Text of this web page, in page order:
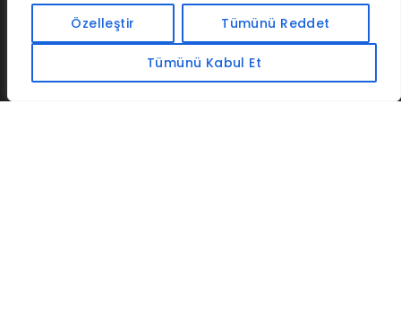
Özelleştir Tümünü Reddet
Tümünü Kabul Et
İLETIŞIM BAF CADSOFTUSA MAXIMUMPCGUIDES